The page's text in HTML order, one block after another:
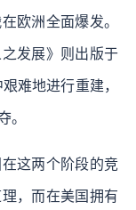
欧洲全面爆发。
发展》则出版于
难地进行重建，
。
这两个阶段的竞
，而在美国拥有